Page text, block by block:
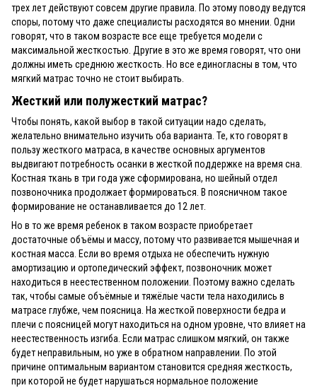
трех лет действуют совсем другие правила. По этому поводу ведутся
споры, потому что даже специалисты расходятся во мнении. Одни
говорят, что в таком возрасте все еще требуется модели с
максимальной жесткостью. Другие в это же время говорят, что они
должны иметь среднюю жесткость. Но все единогласны в том, что
мягкий матрас точно не стоит выбирать.
Жесткий или полужесткий матрас?
Чтобы понять, какой выбор в такой ситуации надо сделать,
желательно внимательно изучить оба варианта. Те, кто говорят в
пользу жесткого матраса, в качестве основных аргументов
выдвигают потребность осанки в жесткой поддержке на время сна.
Костная ткань в три года уже сформирована, но шейный отдел
позвоночника продолжает формироваться. В поясничном такое
формирование не останавливается до 12 лет.
Но в то же время ребенок в таком возрасте приобретает
достаточные объёмы и массу, потому что развивается мышечная и
костная масса. Если во время отдыха не обеспечить нужную
амортизацию и ортопедический эффект, позвоночник может
находиться в неестественном положении. Поэтому важно сделать
так, чтобы самые объёмные и тяжёлые части тела находились в
матрасе глубже, чем поясница. На жесткой поверхности бедра и
плечи с поясницей могут находиться на одном уровне, что влияет на
неестественность изгиба. Если матрас слишком мягкий, он также
будет неправильным, но уже в обратном направлении. По этой
причине оптимальным вариантом становится средняя жесткость,
при которой не будет нарушаться нормальное положение